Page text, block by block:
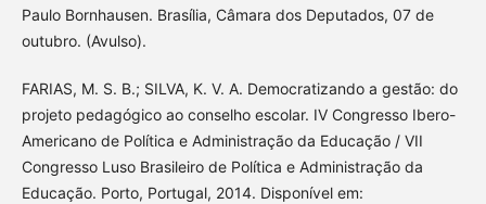
Paulo Bornhausen. Brasília, Câmara dos Deputados, 07 de
outubro. (Avulso).
FARIAS, M. S. B.; SILVA, K. V. A. Democratizando a gestão: do
projeto pedagógico ao conselho escolar. IV Congresso Ibero-
Americano de Política e Administração da Educação / VII
Congresso Luso Brasileiro de Política e Administração da
Educação. Porto, Portugal, 2014. Disponível em: